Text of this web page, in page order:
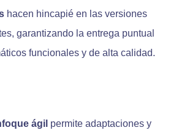
hacen hincapié en las versiones
garantizando la entrega puntual
funcionales y de alta calidad.
ágil permite adaptaciones y